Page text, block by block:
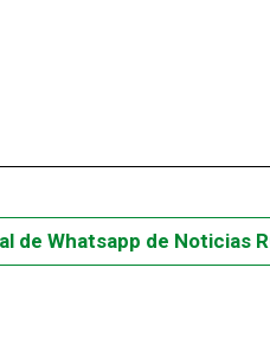
de Whatsapp de Noticias